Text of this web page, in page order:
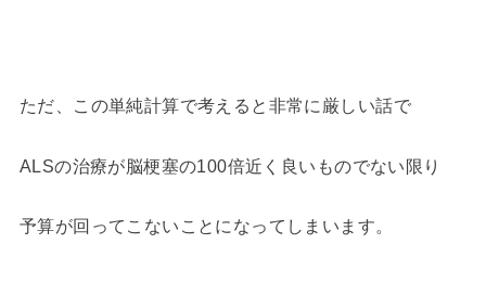
ただ、この単純計算で考えると非常に厳しい話で
ALSの治療が脳梗塞の100倍近く良いものでない限り
予算が回ってこないことになってしまいます。